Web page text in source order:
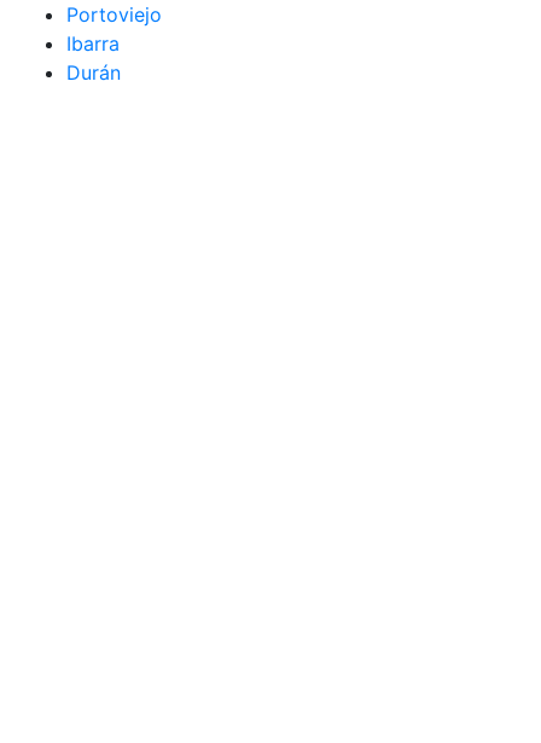
Portoviejo
Ibarra
Durán